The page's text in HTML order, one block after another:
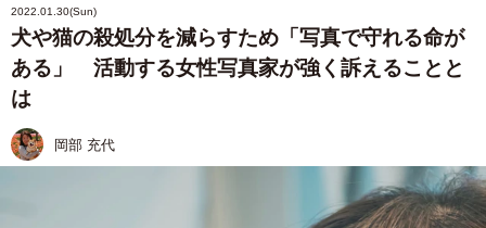
2022.01.30(Sun)
犬や猫の殺処分を減らすため「写真で守れる命が
ある」 活動する女性写真家が強く訴えることと
は
岡部 充代